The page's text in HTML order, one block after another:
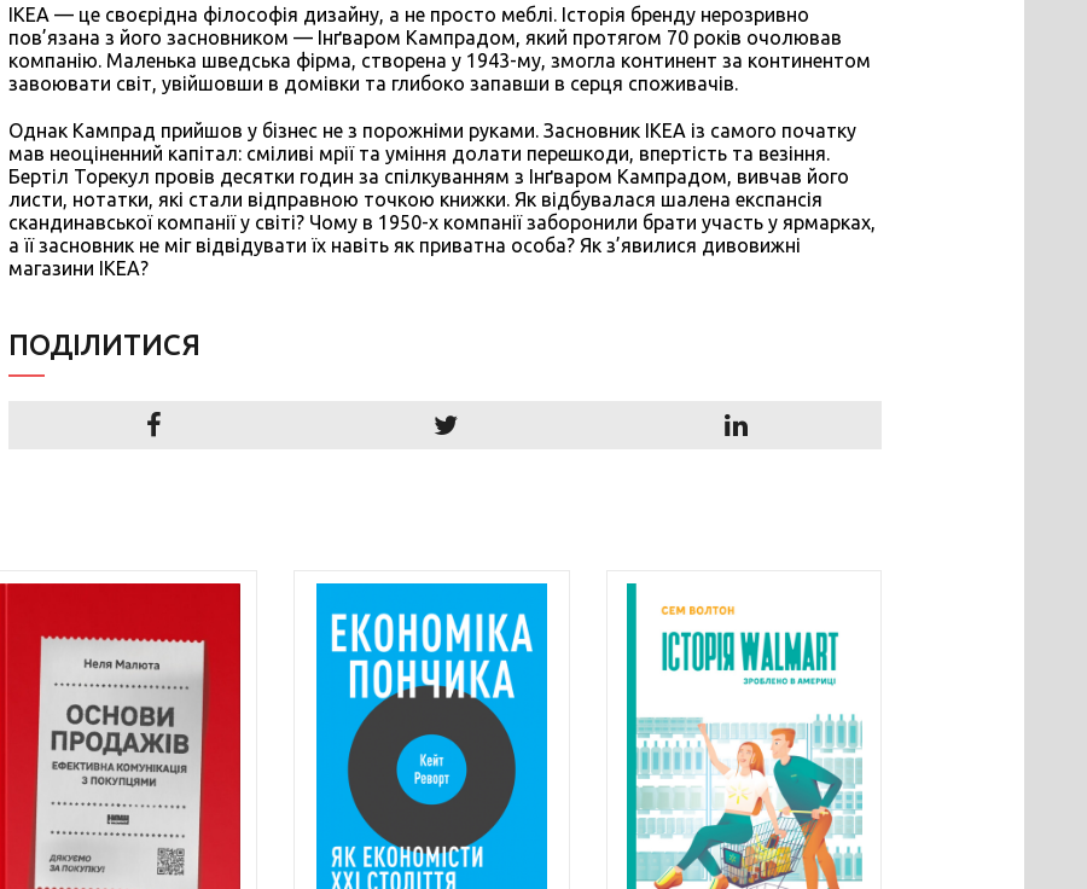
IKEA — це своєрідна філософія дизайну, а не просто меблі. Історія бренду нерозривно
пов’язана з його засновником — Інґваром Кампрадом, який протягом 70 років очолював
компанію. Маленька шведська фірма, створена у 1943-му, змогла континент за континентом
завоювати світ, увійшовши в домівки та глибоко запавши в серця споживачів.
Однак Кампрад прийшов у бізнес не з порожніми руками. Засновник ІКЕА із самого початку
мав неоціненний капітал: сміливі мрії та уміння долати перешкоди, впертість та везіння.
Бертіл Торекул провів десятки годин за спілкуванням з Інґваром Кампрадом, вивчав його
листи, нотатки, які стали відправною точкою книжки. Як відбувалася шалена експансія
скандинавської компанії у світі? Чому в 1950-х компанії заборонили брати участь у ярмарках,
а її засновник не міг відвідувати їх навіть як приватна особа? Як з’явилися дивовижні
магазини ІКЕА?
ПОДIЛИТИСЯ